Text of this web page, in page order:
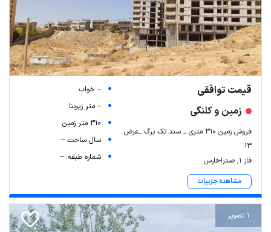
قیمت توافقی
زمین و کلنگی
فروش زمین 310 متری _ سند تک برگ _عرض
13
فاز ۱, صدرا-فارس
مشاهده جزییات
-- خواب
-- متر زیربنا
310 متر زمین
سال ساخت --
شماره طبقه: --
1 تصویر